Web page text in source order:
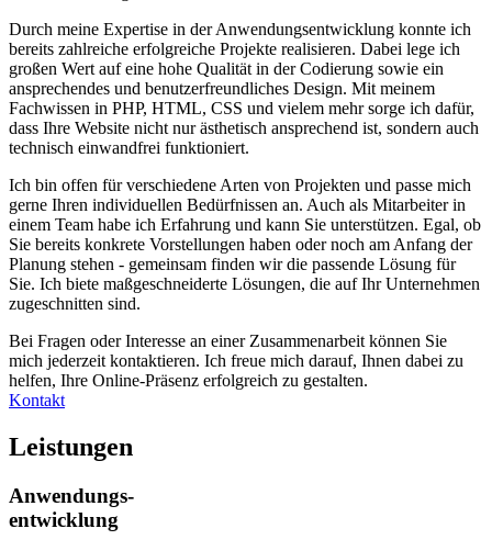
Durch meine Expertise in der Anwendungsentwicklung konnte ich
bereits zahlreiche erfolgreiche Projekte realisieren. Dabei lege ich
großen Wert auf eine hohe Qualität in der Codierung sowie ein
ansprechendes und benutzerfreundliches Design. Mit meinem
Fachwissen in PHP, HTML, CSS und vielem mehr sorge ich dafür,
dass Ihre Website nicht nur ästhetisch ansprechend ist, sondern auch
technisch einwandfrei funktioniert.
Ich bin offen für verschiedene Arten von Projekten und passe mich
gerne Ihren individuellen Bedürfnissen an. Auch als Mitarbeiter in
einem Team habe ich Erfahrung und kann Sie unterstützen. Egal, ob
Sie bereits konkrete Vorstellungen haben oder noch am Anfang der
Planung stehen - gemeinsam finden wir die passende Lösung für
Sie. Ich biete maßgeschneiderte Lösungen, die auf Ihr Unternehmen
zugeschnitten sind.
Bei Fragen oder Interesse an einer Zusammenarbeit können Sie
mich jederzeit kontaktieren. Ich freue mich darauf, Ihnen dabei zu
helfen, Ihre Online-Präsenz erfolgreich zu gestalten.
Kontakt
Leistungen
Anwendungs-
entwicklung